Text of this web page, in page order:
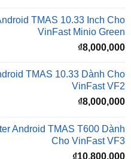
₫8,000,000
TMAS 10.33 Dành Cho
₫8,000,000
Android TMAS T600 Dành
₫10,800,000